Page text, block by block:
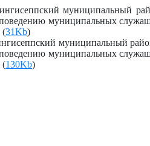
муниципальный
муниципальных
(31Kb)
муниципальный
муниципальных
(130Kb)